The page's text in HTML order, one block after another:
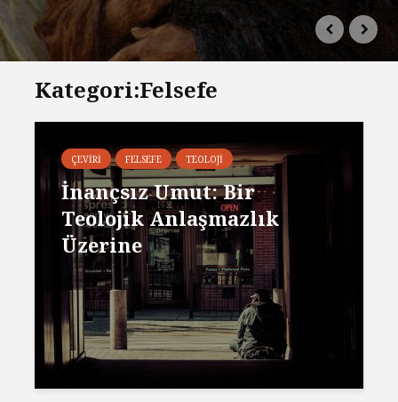
Kategori:Felsefe
ÇEVIRI FELSEFE TEOLOJI
İnançsız Umut: Bir
Teolojik Anlaşmazlık
Üzerine